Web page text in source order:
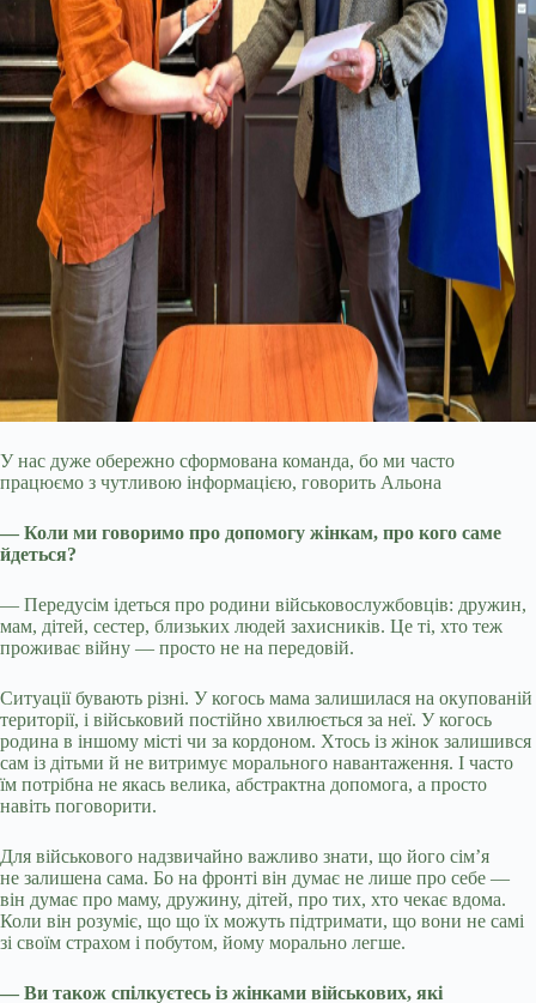
У нас дуже обережно сформована команда, бо ми часто
працюємо з чутливою інформацією, говорить Альона
— Коли ми говоримо про допомогу жінкам, про кого саме
йдеться?
— Передусім ідеться про родини військовослужбовців: дружин,
мам, дітей, сестер, близьких людей захисників. Це ті, хто теж
проживає війну — просто не на передовій.
Ситуації бувають різні. У когось мама залишилася на окупованій
території, і військовий постійно хвилюється за неї. У когось
родина в іншому місті чи за кордоном. Хтось із жінок залишився
сам із дітьми й не витримує морального навантаження. І часто
їм потрібна не якась велика, абстрактна допомога, а просто
навіть поговорити.
Для військового надзвичайно важливо знати, що його сім’я
не залишена сама. Бо на фронті він думає не лише про себе —
він думає про маму, дружину, дітей, про тих, хто чекає вдома.
Коли він розуміє, що що їх можуть підтримати, що вони не самі
зі своїм страхом і побутом, йому морально легше.
— Ви також спілкуєтесь із жінками військових, які